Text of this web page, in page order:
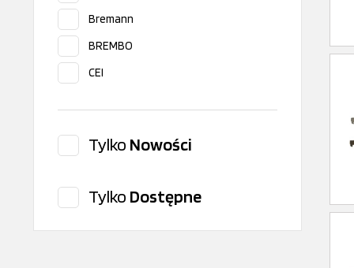
Bremann
BREMBO
CEI
Delphi
EBS
EMMERE
Tylko Nowości
Tylko Dostępne